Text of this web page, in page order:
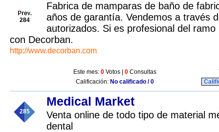
284
Fabrica de mamparas de baño de
años de garantía. Vendemos a través
autorizados. Si es profesional del
con Decorban.
http://www.decorban.com
Este mes: 0 Votos | 0 Consultas
Calificación: No calificado / 0
285
Medical Market
Venta online de todo tipo de material
dental